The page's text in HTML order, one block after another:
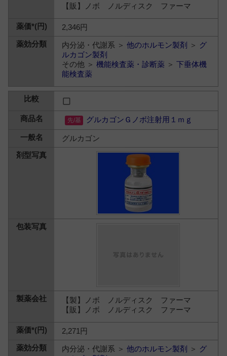
【販】ノボ ノルディスク ファーマ
2,346円
内分泌・代謝系 ＞他のホルモン製剤 ＞ グ
ルカゴン製剤
その他 ＞機能検査薬・診断薬 ＞下垂体機
能検査薬
グルカゴンＧノボ注射用１ｍｇ
グルカゴン
【製】ノボ ノルディスク ファーマ
【販】ノボ ノルディスク ファーマ
2,271円
内分泌・代謝系 ＞他のホルモン製剤 ＞ グ